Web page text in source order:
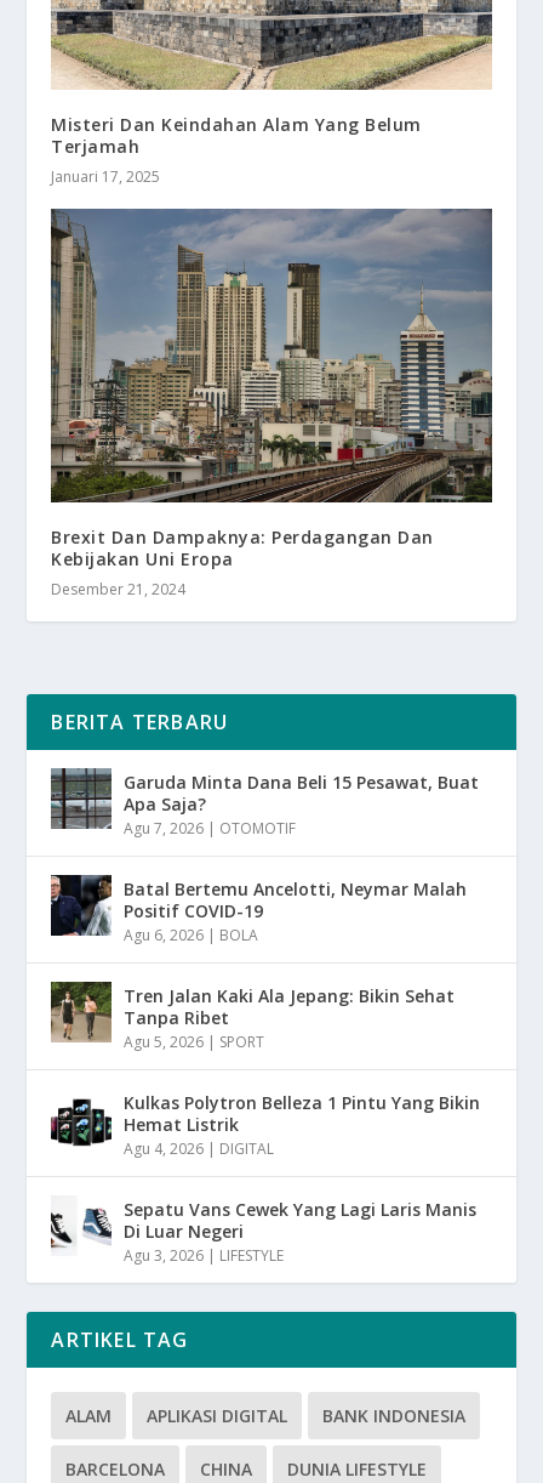
Misteri Dan Keindahan Alam Yang Belum
Terjamah
Januari 17, 2025
Brexit Dan Dampaknya: Perdagangan Dan
Kebijakan Uni Eropa
Desember 21, 2024
BERITA TERBARU
Garuda Minta Dana Beli 15 Pesawat, Buat
Apa Saja?
Agu 7, 2026 | OTOMOTIF
Batal Bertemu Ancelotti, Neymar Malah
Positif COVID-19
Agu 6, 2026 | BOLA
Tren Jalan Kaki Ala Jepang: Bikin Sehat
Tanpa Ribet
Agu 5, 2026 | SPORT
Kulkas Polytron Belleza 1 Pintu Yang Bikin
Hemat Listrik
Agu 4, 2026 | DIGITAL
Sepatu Vans Cewek Yang Lagi Laris Manis
Di Luar Negeri
Agu 3, 2026 | LIFESTYLE
ARTIKEL TAG
ALAM APLIKASI DIGITAL BANK INDONESIA
BARCELONA CHINA DUNIA LIFESTYLE